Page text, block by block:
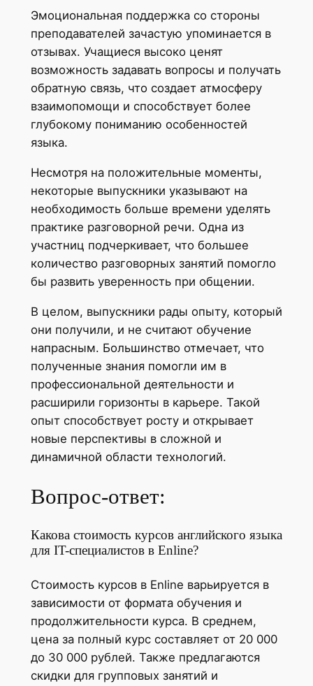
Эмоциональная поддержка со стороны
преподавателей зачастую упоминается в
отзывах. Учащиеся высоко ценят
возможность задавать вопросы и получать
обратную связь, что создает атмосферу
взаимопомощи и способствует более
глубокому пониманию особенностей
языка.
Несмотря на положительные моменты,
некоторые выпускники указывают на
необходимость больше времени уделять
практике разговорной речи. Одна из
участниц подчеркивает, что большее
количество разговорных занятий помогло
бы развить уверенность при общении.
В целом, выпускники рады опыту, который
они получили, и не считают обучение
напрасным. Большинство отмечает, что
полученные знания помогли им в
профессиональной деятельности и
расширили горизонты в карьере. Такой
опыт способствует росту и открывает
новые перспективы в сложной и
динамичной области технологий.
Вопрос-ответ:
Какова стоимость курсов английского языка
для IT-специалистов в Enline?
Стоимость курсов в Enline варьируется в
зависимости от формата обучения и
продолжительности курса. В среднем,
цена за полный курс составляет от 20 000
до 30 000 рублей. Также предлагаются
скидки для групповых занятий и